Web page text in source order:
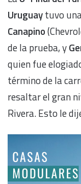
Uruguaytuvo
Canapino
de la prueba, y
quien fue
término de la
resaltar el gran
Rivera. Esto le